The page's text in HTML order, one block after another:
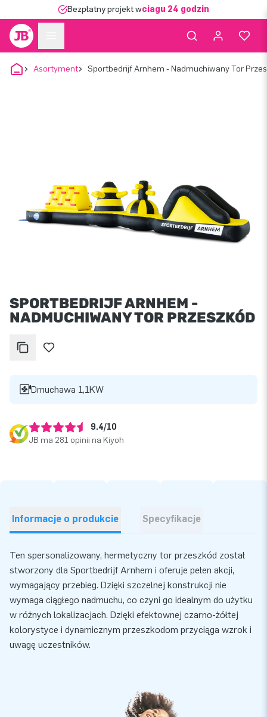
Bezpłatny projekt wciągu 24 godzin
Asortyment Sportbedrijf Arnhem - Nadmuchiwany Tor
SPORTBEDRIJF ARNHEM -
NADMUCHIWANY TOR PRZESZKÓD
Dmuchawa 1,1KW
9.4/10
JB ma 281 opinii na Kiyoh
Informacje o produkcie Specyfikacje
Ten spersonalizowany, hermetyczny tor przeszkód został
stworzony dla Sportbedrijf Arnhem i oferuje pełen akcji,
wymagający przebieg. Dzięki szczelnej konstrukcji nie
wymaga ciągłego nadmuchu, co czyni go idealnym do użytku
w różnych lokalizacjach. Dzięki efektownej czarno-żółtej
kolorystyce i dynamicznym przeszkodom przyciąga wzrok i
uwagę uczestników.